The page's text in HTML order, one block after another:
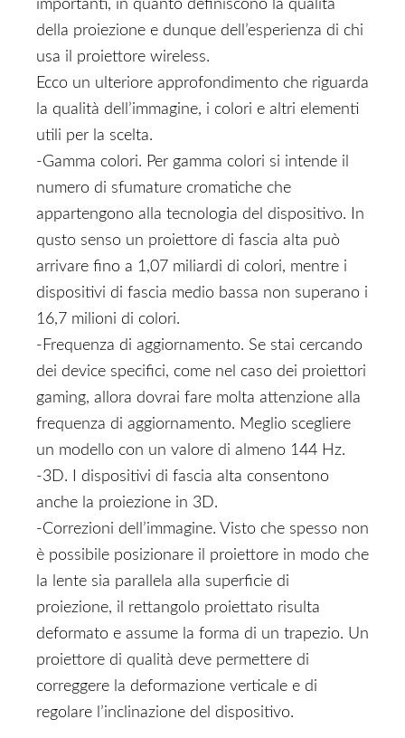
importanti, in quanto definiscono la qualità
della proiezione e dunque dell’esperienza di chi
usa il proiettore wireless.
Ecco un ulteriore approfondimento che riguarda
la qualità dell’immagine, i colori e altri elementi
utili per la scelta.
-Gamma colori. Per gamma colori si intende il
numero di sfumature cromatiche che
appartengono alla tecnologia del dispositivo. In
qusto senso un proiettore di fascia alta può
arrivare fino a 1,07 miliardi di colori, mentre i
dispositivi di fascia medio bassa non superano i
16,7 milioni di colori.
-Frequenza di aggiornamento. Se stai cercando
dei device specifici, come nel caso dei proiettori
gaming, allora dovrai fare molta attenzione alla
frequenza di aggiornamento. Meglio scegliere
un modello con un valore di almeno 144 Hz.
-3D. I dispositivi di fascia alta consentono
anche la proiezione in 3D.
-Correzioni dell’immagine. Visto che spesso non
è possibile posizionare il proiettore in modo che
la lente sia parallela alla superficie di
proiezione, il rettangolo proiettato risulta
deformato e assume la forma di un trapezio. Un
proiettore di qualità deve permettere di
correggere la deformazione verticale e di
regolare l’inclinazione del dispositivo.